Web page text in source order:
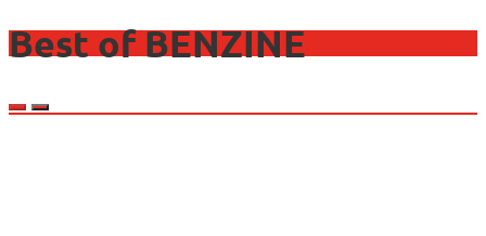
Best of BENZINE